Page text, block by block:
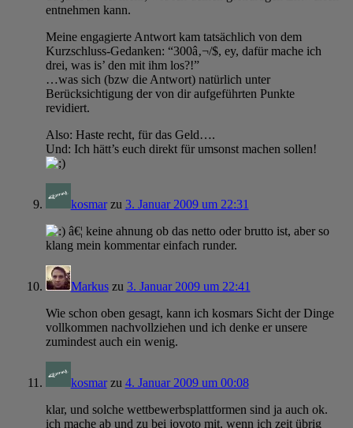
entnehmen kann.
Meine engagierte Antwort kam tatsächlich von dem
Kurzschluss-Gedanken: “300â‚¬/$, ey, dafür mache ich
drei, was is’ den mit ihm los?!”
…was sich (bzw die Antwort) natürlich unter
Berücksichtigung der von dir aufgeführten Punkte
revidiert.
Also: Haste recht, für das Geld….
Und: Ich hätt’s euch direkt für umsonst machen sollen!
kosmarzu 3. Januar 2009 um 22:31
â€¦ keine ahnung ob das netto oder brutto ist, aber so
klang mein kommentar einfach runder.
Markuszu 3. Januar 2009 um 22:41
Wie schon oben gesagt, kann ich kosmars Sicht der Dinge
vollkommen nachvollziehen und ich denke er unsere
zumindest auch ein wenig.
kosmarzu 4. Januar 2009 um 00:08
klar, und solche wettbewerbsplattformen sind ja auch ok.
ich mache ab und zu bei jovoto mit, wenn ich zeit übrig